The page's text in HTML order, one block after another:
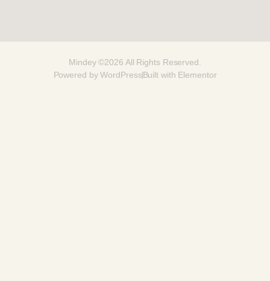
Mindey ©2026 All Rights Reserved.
Powered by WordPressBuilt with Elementor